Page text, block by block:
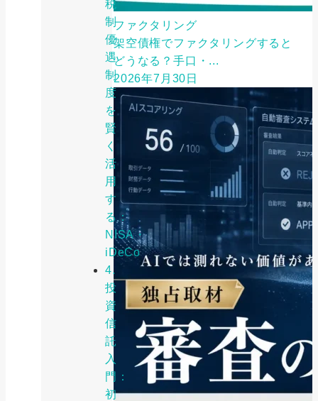
税
制
優
遇
制
度
を
賢
く
活
用
す
る：
NISA・
iDeCo
4.
投
資
信
託
入
門：
初
ファクタリング
架空債権でファクタリングすると
どうなる？手口・...
2026年7月30日